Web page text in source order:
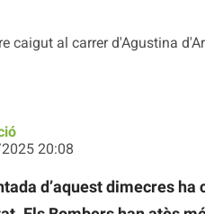
caigut al carrer d'Agustina
20:08
d’aquest dimecres